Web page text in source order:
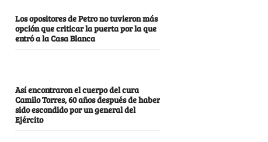
Los opositores de Petro no tuvieron más
opción que criticar la puerta por la que
entró a la Casa Blanca
Así encontraron el cuerpo del cura
Camilo Torres, 60 años después de haber
sido escondido por un general del
Ejército